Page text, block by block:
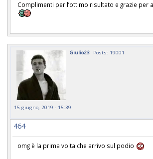
Complimenti per l’ottimo risultato e grazie per
Giulio23 Posts: 19001
15 giugno, 2019 - 15:39
464
omg è la prima volta che arrivo sul podio